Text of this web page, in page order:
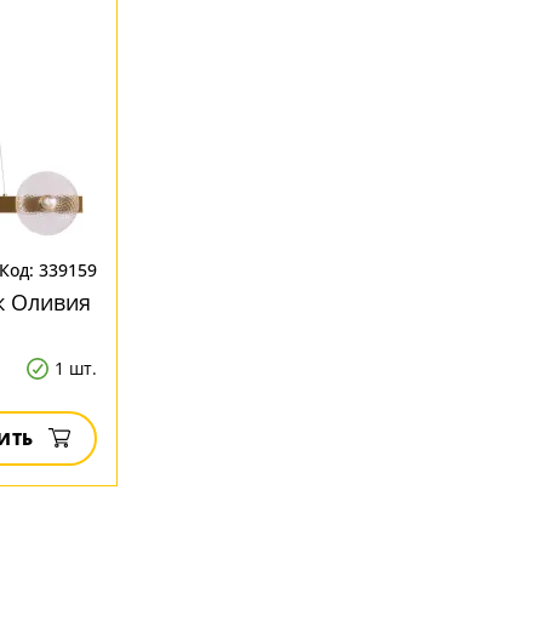
Код: 339159
Оливия
1 шт.